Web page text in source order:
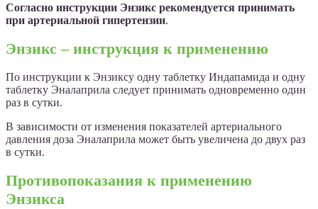
Согласно инструкции Энзикс рекомендуется принимать
при артериальной гипертензии.
Энзикс – инструкция к применению
По инструкции к Энзиксу одну таблетку Индапамида и одну
таблетку Эналаприла следует принимать одновременно один
раз в сутки.
В зависимости от изменения показателей артериального
давления доза Эналаприла может быть увеличена до двух раз
в сутки.
Противопоказания к применению
Энзикса